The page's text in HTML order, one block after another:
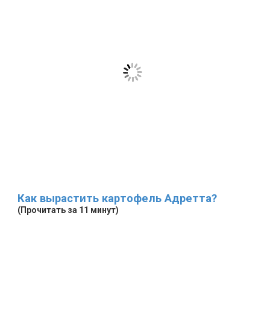
Как вырастить картофель Адретта?
(Прочитать за 11 минут)